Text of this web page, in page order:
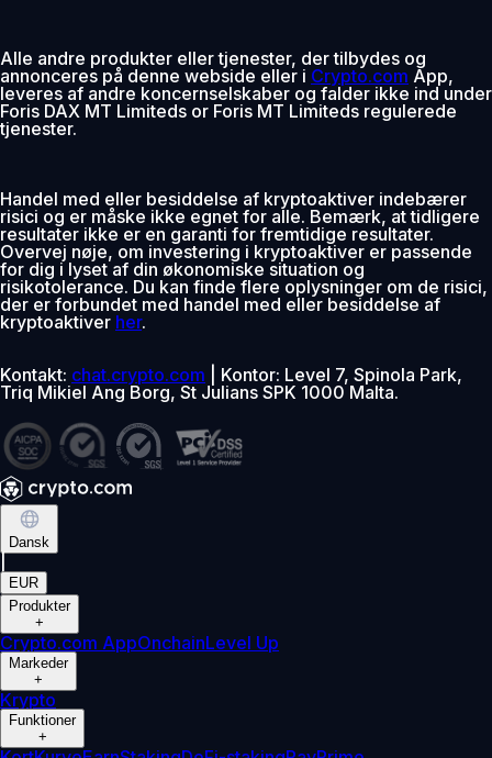
Alle andre produkter eller tjenester, der tilbydes og
annonceres på denne webside eller i Crypto.com App,
leveres af andre koncernselskaber og falder ikke ind under
Foris DAX MT Limiteds or Foris MT Limiteds regulerede
tjenester.
Handel med eller besiddelse af kryptoaktiver indebærer
risici og er måske ikke egnet for alle. Bemærk, at tidligere
resultater ikke er en garanti for fremtidige resultater.
Overvej nøje, om investering i kryptoaktiver er passende
for dig i lyset af din økonomiske situation og
risikotolerance. Du kan finde flere oplysninger om de risici,
der er forbundet med handel med eller besiddelse af
kryptoaktiver her.
Kontakt: chat.crypto.com | Kontor: Level 7, Spinola Park,
Triq Mikiel Ang Borg, St Julians SPK 1000 Malta.
Dansk
EUR
Produkter
+
Crypto.com AppOnchainLevel Up
Markeder
+
Krypto
Funktioner
+